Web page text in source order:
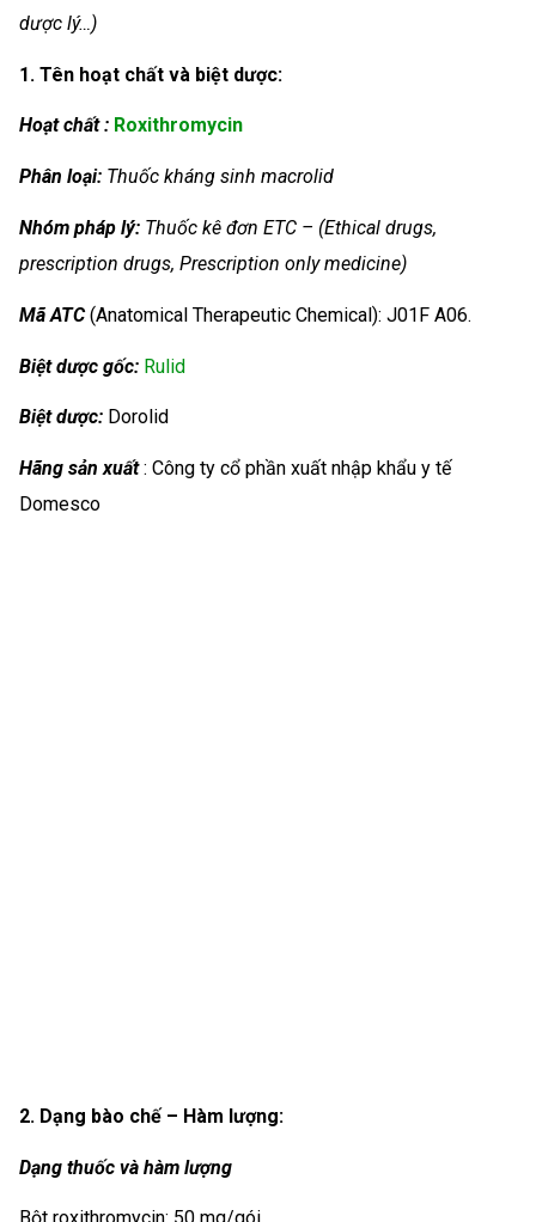
dược lý…)
1. Tên hoạt chất và biệt dược:
Hoạt chất : Roxithromycin
Phân loại: Thuốc kháng sinh macrolid
Nhóm pháp lý: Thuốc kê đơn ETC – (Ethical drugs,
prescription drugs, Prescription only medicine)
Mã ATC(Anatomical Therapeutic Chemical): J01F A06.
Biệt dược gốc: Rulid
Biệt dược: Dorolid
Hãng sản xuất: Công ty cổ phần xuất nhập khẩu y tế
Domesco
2. Dạng bào chế – Hàm lượng:
Dạng thuốc và hàm lượng